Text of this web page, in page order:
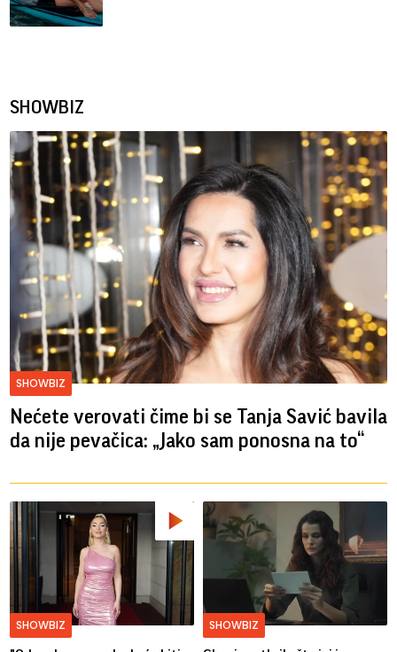
SHOWBIZ
SHOWBIZ
Nećete verovati čime bi se Tanja Savić bavila
da nije pevačica: „Jako sam ponosna na to“
SHOWBIZ SHOWBIZ